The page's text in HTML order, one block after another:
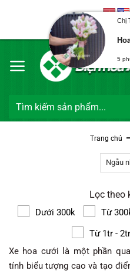
Chào mừng
Tìm
Trang chủ
Lọc theo
Dưới 300k Từ
Từ 1tr - 2tr
Xe hoa cưới là một phần
tính biểu tượng cao và tạo
Chị
5